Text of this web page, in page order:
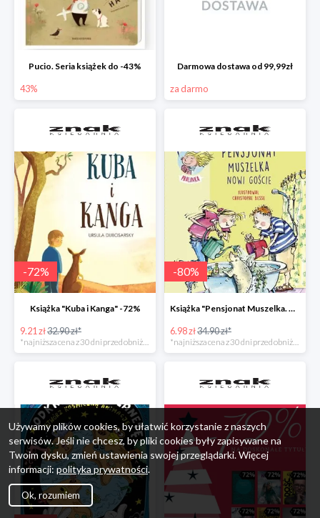
Pucio. Seria książek do -43%
43%
Darmowa dostawa od 99,99zł
za darmo
-72%
Książka "Kuba i Kanga" -72%
9.21 zł32.90 zł*
*najniższa cena z 30 dni przed obniżką
-80%
Książka "Pensjonat Muszelka. Nowi goście" taniej o 80%
6.98 zł34.90 zł*
*najniższa cena z 30 dni przed obniżką
Używamy plików cookies, by ułatwić korzystanie z naszych
serwisów. Jeśli nie chcesz, by pliki cookies były zapisywane na
Twoim dysku, zmień ustawienia swojej przeglądarki. Więcej
informacji: polityka prywatności.
Ok, rozumiem